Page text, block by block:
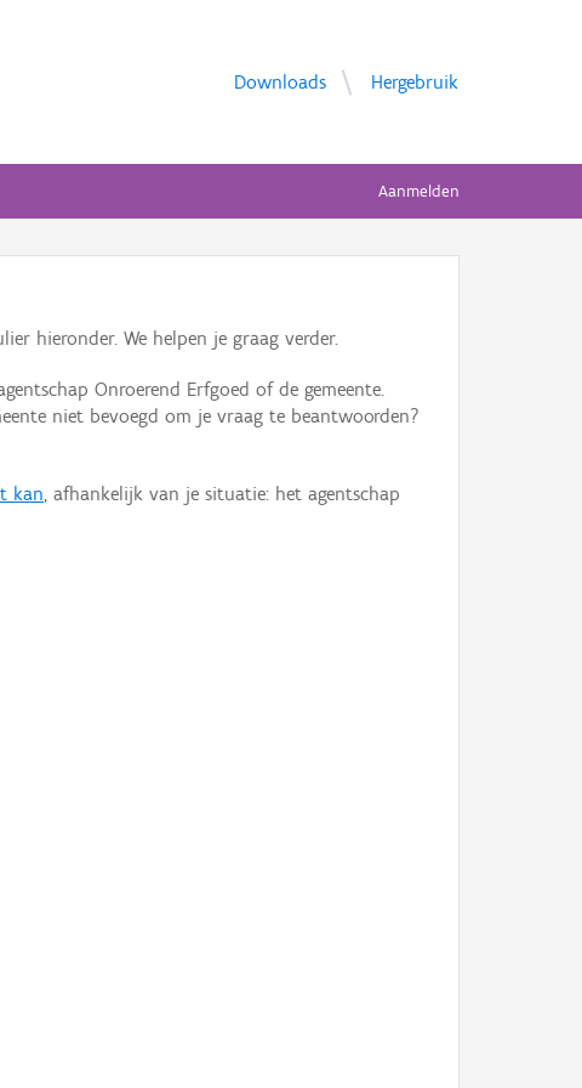
Downloads Hergebruik
Aanmelden
hieronder. We helpen je graag verder.
Onroerend Erfgoed of de gemeente.
niet bevoegd om je vraag te beantwoorden?
kan, afhankelijk van je situatie: het agentschap